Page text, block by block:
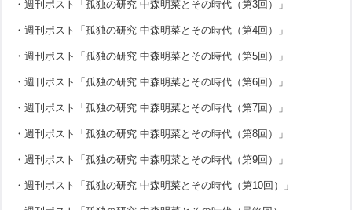
・週刊ポスト「孤独の研究 中森明菜とその時代（第3回）」
・週刊ポスト「孤独の研究 中森明菜とその時代（第4回）」
・週刊ポスト「孤独の研究 中森明菜とその時代（第5回）」
・週刊ポスト「孤独の研究 中森明菜とその時代（第6回）」
・週刊ポスト「孤独の研究 中森明菜とその時代（第7回）」
・週刊ポスト「孤独の研究 中森明菜とその時代（第8回）」
・週刊ポスト「孤独の研究 中森明菜とその時代（第9回）」
・週刊ポスト「孤独の研究 中森明菜とその時代（第10回）」